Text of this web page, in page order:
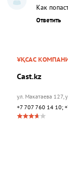
Как
Ответить
ҰҚСАС
Cast.kz
ул. Макатаева 127,
+7 707 760 14 10;